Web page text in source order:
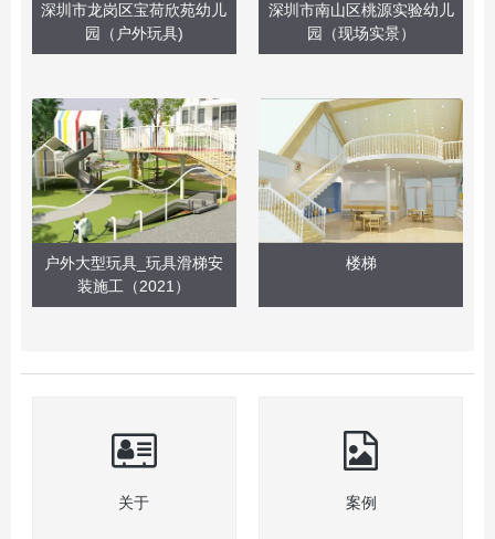
深圳市龙岗区宝荷欣苑幼儿
园（户外玩具)
深圳市南山区桃源实验幼儿
园（现场实景）
户外大型玩具_玩具滑梯安
装施工（2021）
楼梯
关于 案例